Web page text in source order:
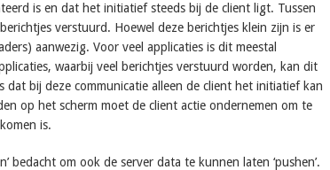
is en dat het initiatief steeds bij de client ligt. Tussen
verstuurd. Hoewel deze berichtjes klein zijn is er
aanwezig. Voor veel applicaties is dit meestal
waarbij veel berichtjes verstuurd worden, kan dit
dat bij deze communicatie alleen de client het initiatief kan
op het scherm moet de client actie ondernemen om te
is.
bedacht om ook de server data te kunnen laten ‘pushen’.